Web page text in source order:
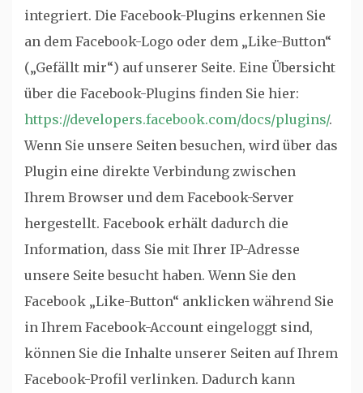
integriert. Die Facebook-Plugins erkennen Sie
an dem Facebook-Logo oder dem „Like-Button“
(„Gefällt mir“) auf unserer Seite. Eine Übersicht
über die Facebook-Plugins finden Sie hier:
https://developers.facebook.com/docs/plugins/.
Wenn Sie unsere Seiten besuchen, wird über das
Plugin eine direkte Verbindung zwischen
Ihrem Browser und dem Facebook-Server
hergestellt. Facebook erhält dadurch die
Information, dass Sie mit Ihrer IP-Adresse
unsere Seite besucht haben. Wenn Sie den
Facebook „Like-Button“ anklicken während Sie
in Ihrem Facebook-Account eingeloggt sind,
können Sie die Inhalte unserer Seiten auf Ihrem
Facebook-Profil verlinken. Dadurch kann